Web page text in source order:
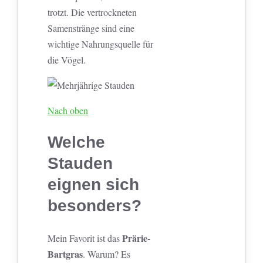
trotzt. Die vertrockneten
Samenstränge sind eine
wichtige Nahrungsquelle für
die Vögel.
Nach oben
Welche
Stauden
eignen sich
besonders?
Mein Favorit ist dasPrärie-
Bartgras. Warum? Es